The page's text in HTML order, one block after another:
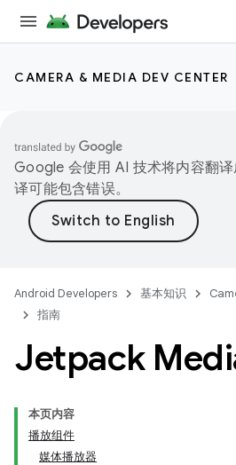
CAMERA & MEDIA DEV CENTER
Google 会使用 AI 技术将内容翻
译可能包含错误。
Android Developers 基本知识
指南
Jetpack
本页内容
播放组件
媒体播放器